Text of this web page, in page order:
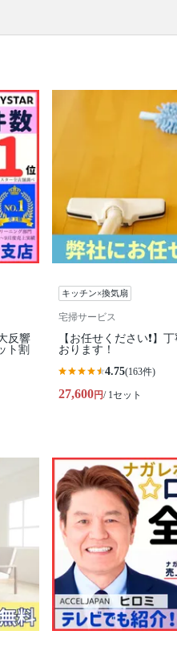
反響
ト割
キッチン×換気扇
宅掃サービス
【お任せください❗️】
おります！
4.75(163件)
27,600円/ 1セット